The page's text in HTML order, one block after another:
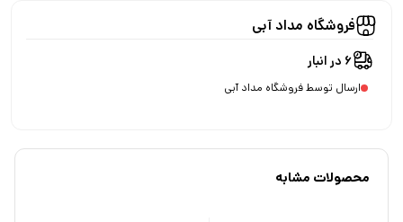
فروشگاه مداد آبی
6 در انبار
ارسال توسط فروشگاه مداد آبی
محصولات مشابه